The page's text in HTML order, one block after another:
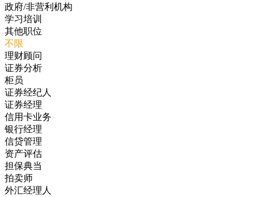
政府/非营利机构
学习培训
其他职位
不限
理财顾问
证券分析
柜员
证券经纪人
证券经理
信用卡业务
银行经理
信贷管理
资产评估
担保典当
拍卖师
外汇经理人